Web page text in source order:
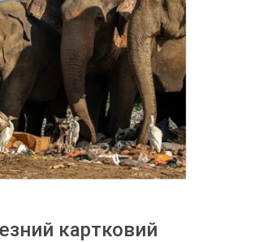
картковий